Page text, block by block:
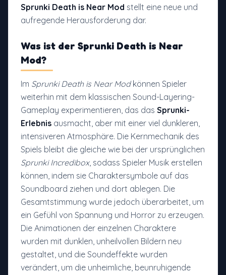
Sprunki Death is Near Mod stellt eine neue und
aufregende Herausforderung dar.
Was ist der Sprunki Death is Near
Mod?
Im Sprunki Death is Near Modkönnen Spieler
weiterhin mit dem klassischen Sound-Layering-
Gameplay experimentieren, das das Sprunki-
Erlebnis ausmacht, aber mit einer viel dunkleren,
intensiveren Atmosphäre. Die Kernmechanik des
Spiels bleibt die gleiche wie bei der ursprünglichen
Sprunki Incredibox, sodass Spieler Musik erstellen
können, indem sie Charaktersymbole auf das
Soundboard ziehen und dort ablegen. Die
Gesamtstimmung wurde jedoch überarbeitet, um
ein Gefühl von Spannung und Horror zu erzeugen.
Die Animationen der einzelnen Charaktere
wurden mit dunklen, unheilvollen Bildern neu
gestaltet, und die Soundeffekte wurden
verändert, um die unheimliche, beunruhigende